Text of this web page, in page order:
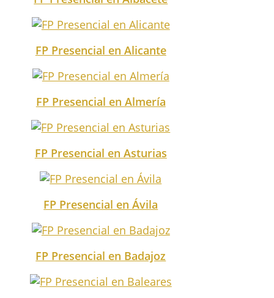
FP Presencial en Alicante
FP Presencial en Almería
FP Presencial en Asturias
FP Presencial en Ávila
FP Presencial en Badajoz